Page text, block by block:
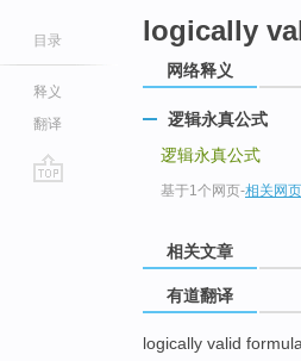
目录
释义
翻译
logically
网络释义
逻辑永真公式
逻辑永真公式
基于1个网页-相关网页
相关文章
有道翻译
logically valid formula